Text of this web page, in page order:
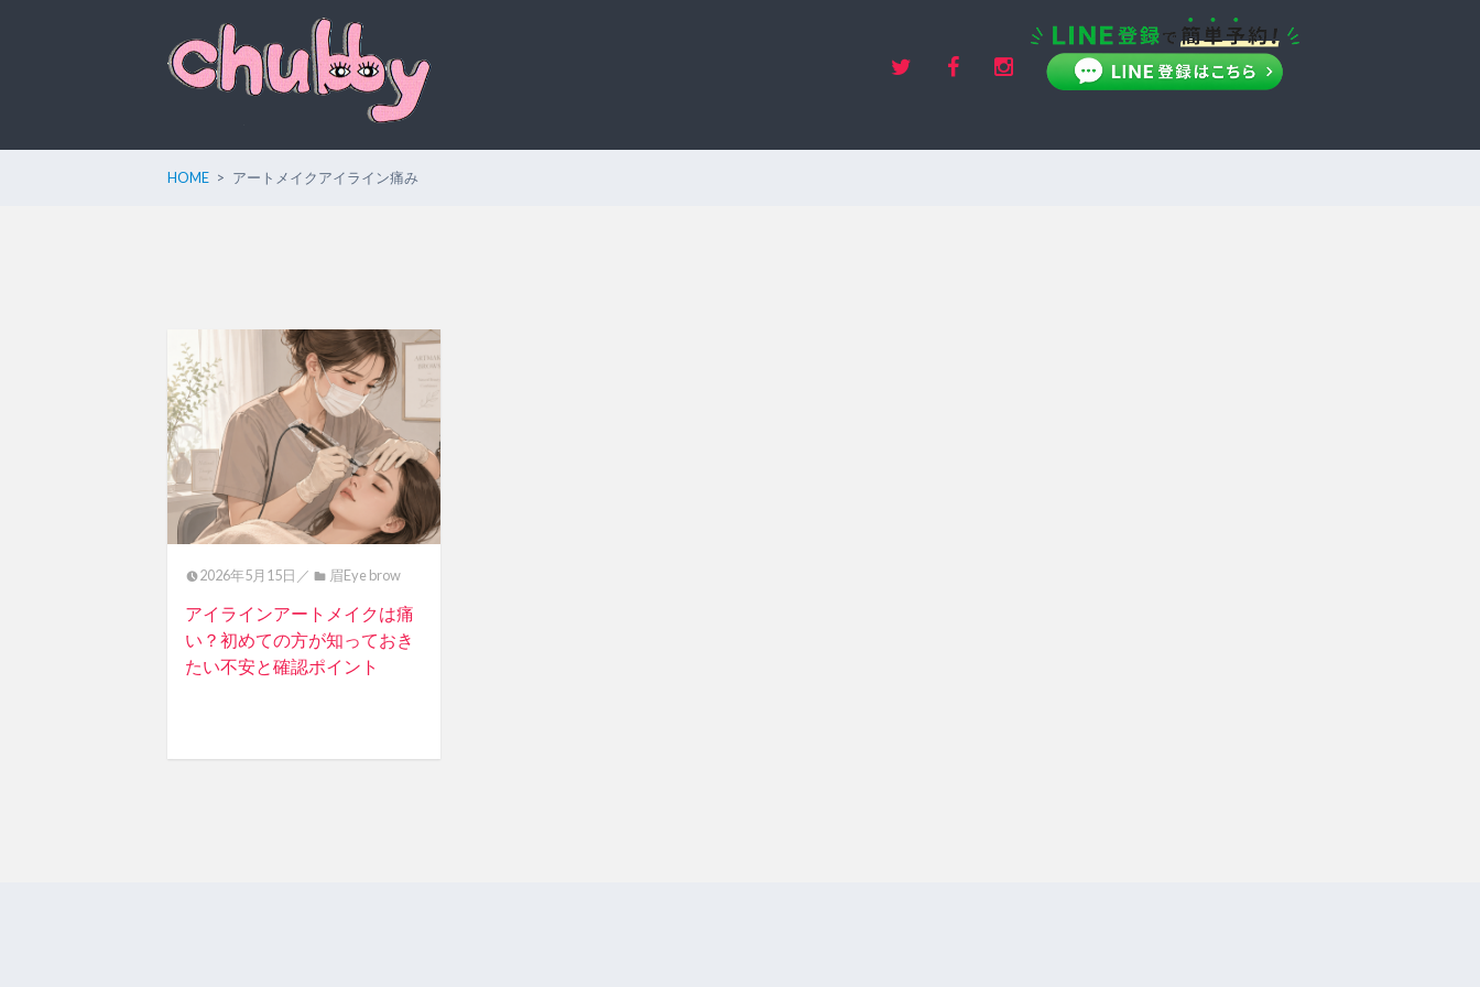
HOME アートメイクアイライン痛み
2026年5月15日／ 眉Eye brow
アイラインアートメイクは痛
い？初めての方が知っておき
たい不安と確認ポイント